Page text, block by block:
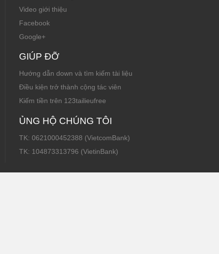
Video giới thiệu
Facebook
Google+
GIÚP ĐỠ
Hướng dẫn down và tìm kiếm tài liệu
Điều kiện trở thành cộng tác viên
Kiếm tiền trên 123tailieufree
ỦNG HỘ CHÚNG TÔI
TK: 0621000452388 (VietcomBank)
TK: 104873313796 (VietinBank)